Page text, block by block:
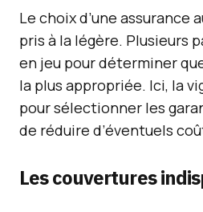
Le choix d’une assurance
pris à la légère. Plusieurs
en jeu pour déterminer
la plus appropriée. Ici, la
pour sélectionner les
de réduire d’éventuels
Les couvertures